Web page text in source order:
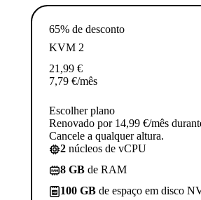
65% de desconto
KVM 2
21,99 €
7,79 €/mês
Escolher plano
Renovado por 14,99 €/mês
Cancele a qualquer altura.
2 núcleos de vCPU
8 GB de RAM
100 GB de espaço em disco